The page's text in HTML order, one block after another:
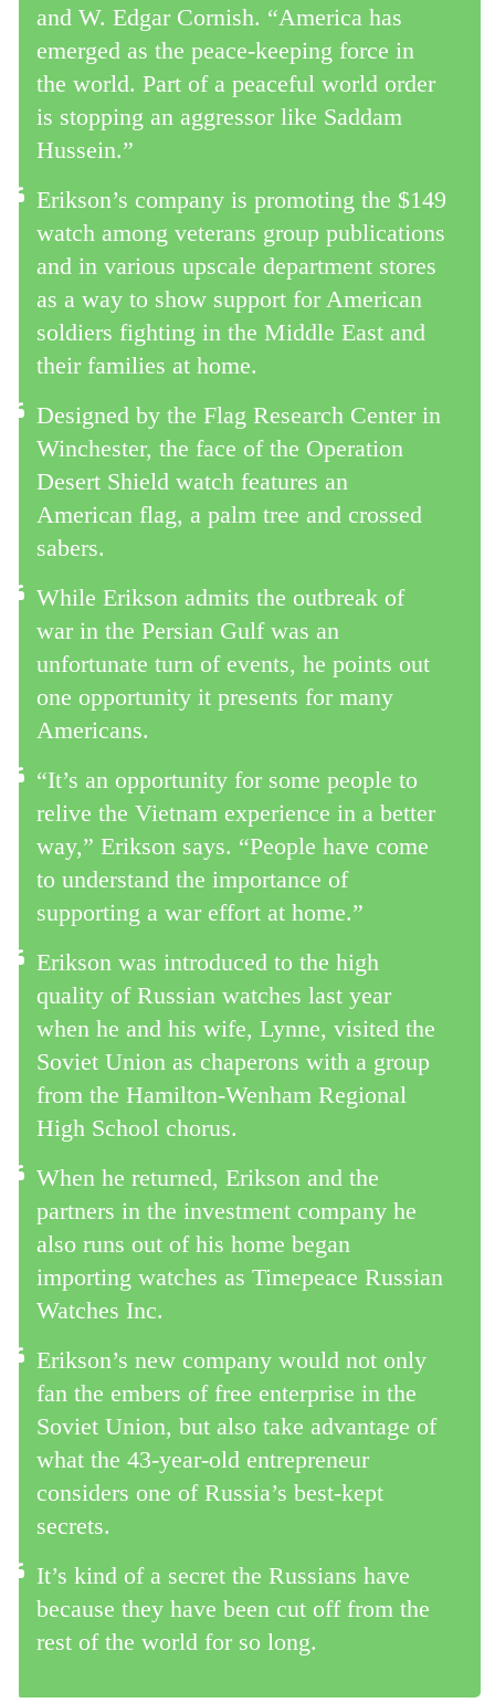
and W. Edgar Cornish. “America has
emerged as the peace-keeping force in
the world. Part of a peaceful world order
is stopping an aggressor like Saddam
Hussein.”
Erikson’s company is promoting the $149
watch among veterans group publications
and in various upscale department stores
as a way to show support for American
soldiers fighting in the Middle East and
their families at home.
Designed by the Flag Research Center in
Winchester, the face of the Operation
Desert Shield watch features an
American flag, a palm tree and crossed
sabers.
While Erikson admits the outbreak of
war in the Persian Gulf was an
unfortunate turn of events, he points out
one opportunity it presents for many
Americans.
“It’s an opportunity for some people to
relive the Vietnam experience in a better
way,” Erikson says. “People have come
to understand the importance of
supporting a war effort at home.”
Erikson was introduced to the high
quality of Russian watches last year
when he and his wife, Lynne, visited the
Soviet Union as chaperons with a group
from the Hamilton-Wenham Regional
High School chorus.
When he returned, Erikson and the
partners in the investment company he
also runs out of his home began
importing watches as Timepeace Russian
Watches Inc.
Erikson’s new company would not only
fan the embers of free enterprise in the
Soviet Union, but also take advantage of
what the 43-year-old entrepreneur
considers one of Russia’s best-kept
secrets.
It’s kind of a secret the Russians have
because they have been cut off from the
rest of the world for so long.